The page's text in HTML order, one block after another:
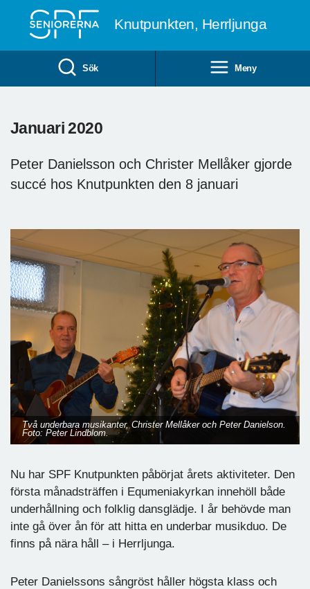
Knutpunkten, Herrljunga
Sök Meny
Januari 2020
Peter Danielsson och Christer Mellåker gjorde
succé hos Knutpunkten den 8 januari
Två underbara musikanter, Christer Mellåker och Peter Danielson.
Foto: Peter Lindblom.
Nu har SPF Knutpunkten påbörjat årets aktiviteter. Den
första månadsträffen i Equmeniakyrkan innehöll både
underhållning och folklig dansglädje. I år behövde man
inte gå över ån för att hitta en underbar musikduo. De
finns på nära håll – i Herrljunga.
Peter Danielssons sångröst håller högsta klass och